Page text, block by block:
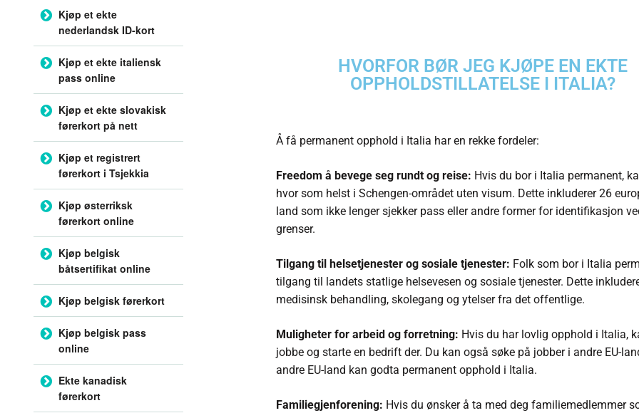
HVORFOR BØR JEG KJØPE EN EKTE
OPPHOLDSTILLATELSE I ITALIA?
Å få permanent opphold i Italia har en rekke fordeler:
Freedom å bevege seg rundt og reise: Hvis du bor i Italia permanent,
hvor som helst i Schengen-området uten visum. Dette inkluderer 26
land som ikke lenger sjekker pass eller andre former for identifikasjon
grenser.
Tilgang til helsetjenester og sosiale tjenester: Folk som bor i Italia
tilgang til landets statlige helsevesen og sosiale tjenester. Dette
medisinsk behandling, skolegang og ytelser fra det offentlige.
Muligheter for arbeid og forretning: Hvis du har lovlig opphold i Italia,
jobbe og starte en bedrift der. Du kan også søke på jobber i andre EU-
andre EU-land kan godta permanent opphold i Italia.
Familiegjenforening: Hvis du ønsker å ta med deg familiemedlemmer
Kjøp et ekte
nederlandsk ID-kort
Kjøp et ekte italiensk
pass online
Kjøp et ekte slovakisk
førerkort på nett
Kjøp et registrert
førerkort i Tsjekkia
Kjøp østerriksk
førerkort online
Kjøp belgisk
båtsertifikat online
Kjøp belgisk førerkort
Kjøp belgisk pass
online
Ekte kanadisk
førerkort